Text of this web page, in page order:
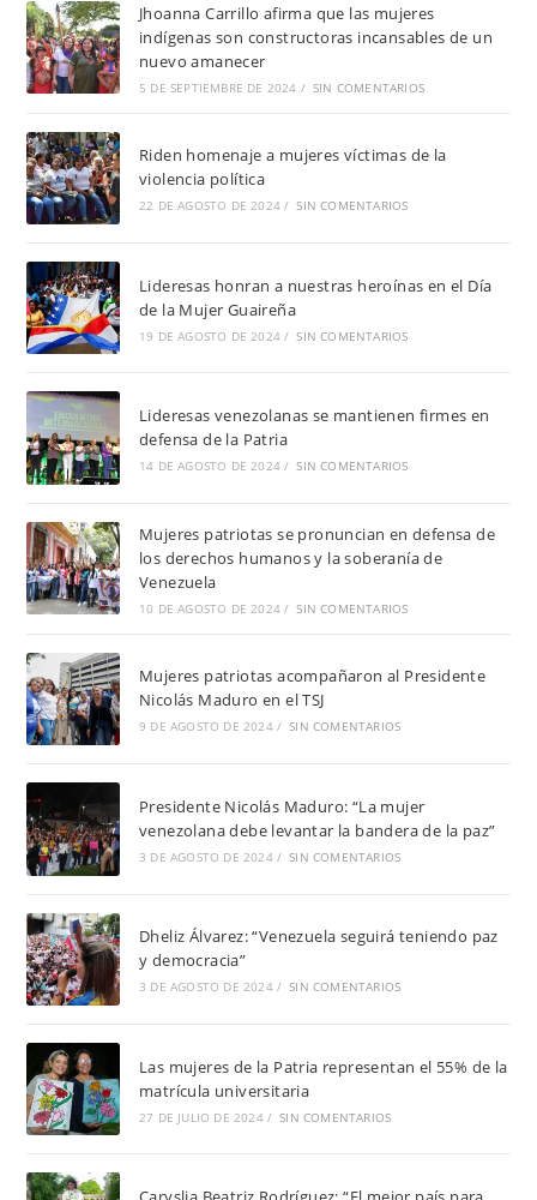
Jhoanna Carrillo afirma que las mujeres
indígenas son constructoras incansables de un
nuevo amanecer
5 DE SEPTIEMBRE DE 2024 / SIN COMENTARIOS
Riden homenaje a mujeres víctimas de la
violencia política
22 DE AGOSTO DE 2024 / SIN COMENTARIOS
Lideresas honran a nuestras heroínas en el Día
de la Mujer Guaireña
19 DE AGOSTO DE 2024 / SIN COMENTARIOS
Lideresas venezolanas se mantienen firmes en
defensa de la Patria
14 DE AGOSTO DE 2024 / SIN COMENTARIOS
Mujeres patriotas se pronuncian en defensa de
los derechos humanos y la soberanía de
Venezuela
10 DE AGOSTO DE 2024 / SIN COMENTARIOS
Mujeres patriotas acompañaron al Presidente
Nicolás Maduro en el TSJ
9 DE AGOSTO DE 2024 / SIN COMENTARIOS
Presidente Nicolás Maduro: “La mujer
venezolana debe levantar la bandera de la paz”
3 DE AGOSTO DE 2024 / SIN COMENTARIOS
Dheliz Álvarez: “Venezuela seguirá teniendo paz
y democracia”
3 DE AGOSTO DE 2024 / SIN COMENTARIOS
Las mujeres de la Patria representan el 55% de la
matrícula universitaria
27 DE JULIO DE 2024 / SIN COMENTARIOS